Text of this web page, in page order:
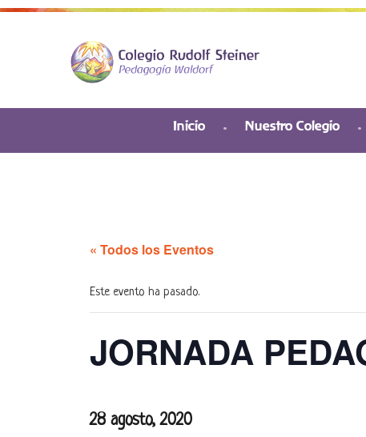
Inicio Nuestro Colegio
« Todos los Eventos
Este evento ha pasado.
JORNADA
28 agosto, 2020